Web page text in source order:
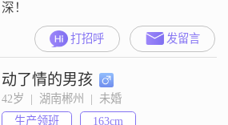
深！
打招呼 发留言
动了情的男孩
42岁  |  湖南郴州  |  未婚
生产领班
163cm